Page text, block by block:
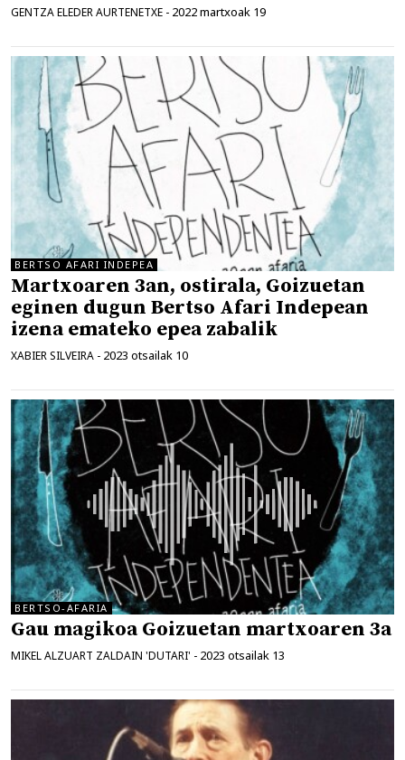
GENTZA ELEDER AURTENETXE - 2022 martxoak 19
BERTSO AFARI INDEPEA
Martxoaren 3an, ostirala, Goizuetan
eginen dugun Bertso Afari Indepean
izena emateko epea zabalik
XABIER SILVEIRA - 2023 otsailak 10
BERTSO-AFARIA
Gau magikoa Goizuetan martxoaren 3a
MIKEL ALZUART ZALDAIN 'DUTARI' - 2023 otsailak 13